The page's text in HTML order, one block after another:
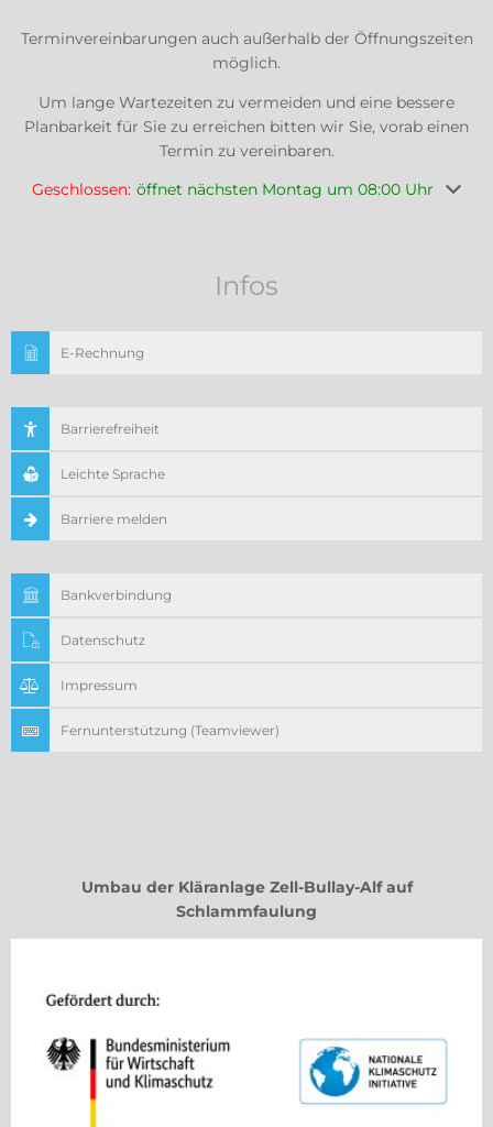
Terminvereinbarungen auch außerhalb der Öffnungszeiten
möglich.
Um lange Wartezeiten zu vermeiden und eine bessere
Planbarkeit für Sie zu erreichen bitten wir Sie, vorab einen
Termin zu vereinbaren.
Klicken, um weitere Öffnungs- oder Schließzeiten
Geschlossen: öffnet nächsten Montag um 08:00 Uhr
Infos
E-Rechnung
Barrierefreiheit
Leichte Sprache
Barriere melden
Bankverbindung
Datenschutz
Impressum
Fernunterstützung (Teamviewer)
Umbau der Kläranlage Zell-Bullay-Alf auf
Schlammfaulung